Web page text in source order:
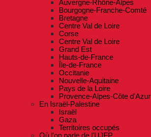
Auvergne-Rhône-Alpes
Bourgogne-Franche-Comté
Bretagne
Centre Val de Loire
Corse
Centre Val de Loire
Grand Est
Hauts-de-France
Île-de-France
Occitanie
Nouvelle-Aquitaine
Pays de la Loire
Provence-Alpes-Côte d'Azur
En Israël-Palestine
Israël
Gaza
Territoires occupés